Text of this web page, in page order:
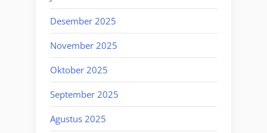
Desember 2025
November 2025
Oktober 2025
September 2025
Agustus 2025